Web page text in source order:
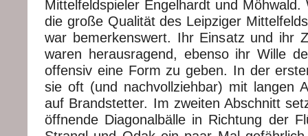
Mittelfeldspieler Engelhardt und Möhwald.
die große Qualität des Leipziger
war bemerkenswert. Ihr Einsatz und ihr
waren herausragend, ebenso ihr Wille
offensiv eine Form zu geben. In der
sie oft (und nachvollziehbar) mit langen
auf Brandstetter. Im zweiten Abschnitt
öffnende Diagonalbälle in Richtung der